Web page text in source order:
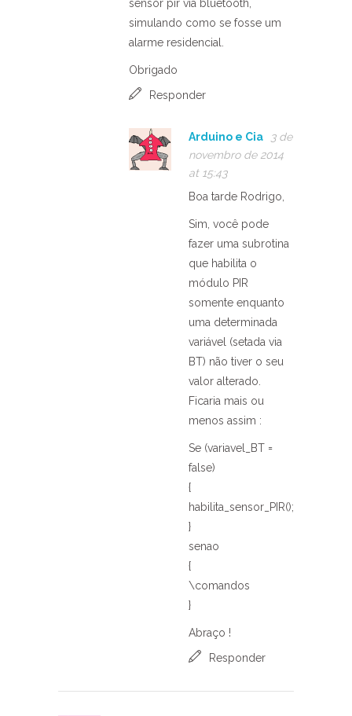
sensor pir via bluetooth,
simulando como se fosse um
alarme residencial.
Obrigado
Responder
Arduino e Cia
3 de
novembro de 2014
at 15:43
Boa tarde Rodrigo,
Sim, você pode
fazer uma subrotina
que habilita o
módulo PIR
somente enquanto
uma determinada
variável (setada via
BT) não tiver o seu
valor alterado.
Ficaria mais ou
menos assim :
Se (variavel_BT =
false)
{
habilita_sensor_PIR();
}
senao
{
\comandos
}
Abraço !
Responder